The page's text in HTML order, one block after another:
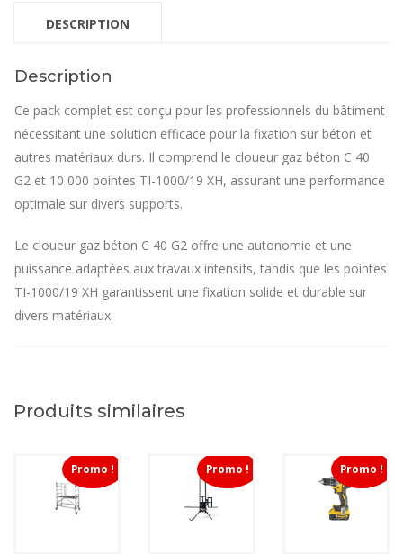
DESCRIPTION
Description
Ce pack complet est conçu pour les professionnels du bâtiment
nécessitant une solution efficace pour la fixation sur béton et
autres matériaux durs. Il comprend le cloueur gaz béton C 40
G2 et 10 000 pointes TI-1000/19 XH, assurant une performance
optimale sur divers supports.
Le cloueur gaz béton C 40 G2 offre une autonomie et une
puissance adaptées aux travaux intensifs, tandis que les pointes
TI-1000/19 XH garantissent une fixation solide et durable sur
divers matériaux.
Produits similaires
Promo ! Promo ! Promo !